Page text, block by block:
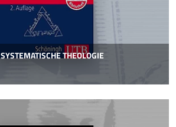
THEOLOGIE